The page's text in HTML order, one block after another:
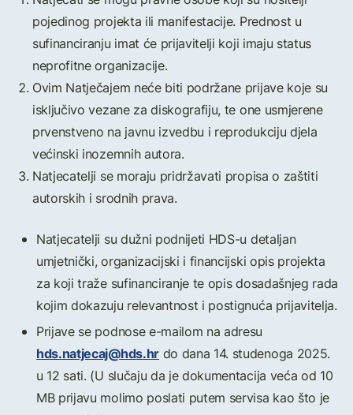
pojedinog projekta ili manifestacije. Prednost u
sufinanciranju imat će prijavitelji koji imaju status
neprofitne organizacije.
Ovim Natječajem neće biti podržane prijave koje su
isključivo vezane za diskografiju, te one usmjerene
prvenstveno na javnu izvedbu i reprodukciju djela
većinski inozemnih autora.
Natjecatelji se moraju pridržavati propisa o zaštiti
autorskih i srodnih prava.
Natjecatelji su dužni podnijeti HDS-u detaljan
umjetnički, organizacijski i financijski opis projekta
za koji traže sufinanciranje te opis dosadašnjeg rada
kojim dokazuju relevantnost i postignuća prijavitelja.
Prijave se podnose e-mailom na adresu
hds.natjecaj@hds.hrdo dana 14. studenoga 2025.
u 12 sati. (U slučaju da je dokumentacija veća od 10
MB prijavu molimo poslati putem servisa kao što je